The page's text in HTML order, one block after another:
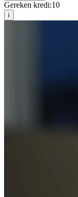
Gereken kredi:10
i